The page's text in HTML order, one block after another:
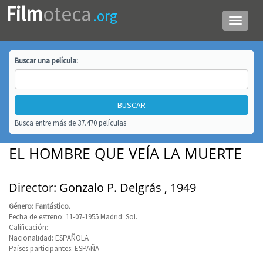
Menú
de
Filmoteca .org
Buscar unapelícula:
Busca entre más de 37.470 películas
EL HOMBRE QUE VEÍA LA MUERTE
Director: Gonzalo P. Delgrás , 1949
Género: Fantástico.
Fecha de estreno: 11-07-1955 Madrid: Sol.
Calificación:
Nacionalidad: ESPAÑOLA
Países participantes: ESPAÑA